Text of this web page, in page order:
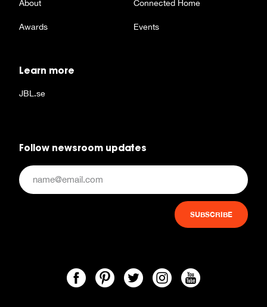
About
Awards
Connected Home
Events
Learn more
JBL.se
Follow newsroom updates